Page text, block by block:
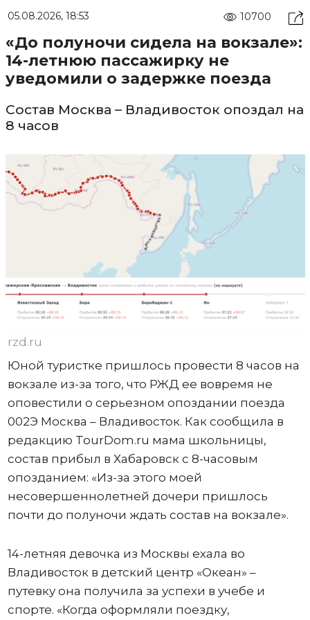
05.08.2026, 18:53 10700
«До полуночи сидела на вокзале»:
14-летнюю пассажирку не
уведомили о задержке поезда
Состав Москва – Владивосток опоздал на
8 часов
rzd.ru
Юной туристке пришлось провести 8 часов на
вокзале из-за того, что РЖД ее вовремя не
оповестили о серьезном опоздании поезда
002Э Москва – Владивосток. Как сообщила в
редакцию TourDom.ru мама школьницы,
состав прибыл в Хабаровск с 8-часовым
опозданием: «Из-за этого моей
несовершеннолетней дочери пришлось
почти до полуночи ждать состав на вокзале».
14-летняя девочка из Москвы ехала во
Владивосток в детский центр «Океан» –
путевку она получила за успехи в учебе и
спорте. «Когда оформляли поездку,